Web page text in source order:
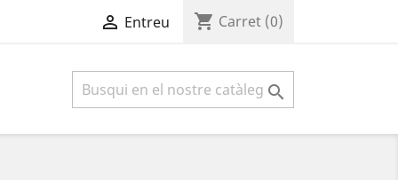
 Entreu shopping_cart Carret (0)
